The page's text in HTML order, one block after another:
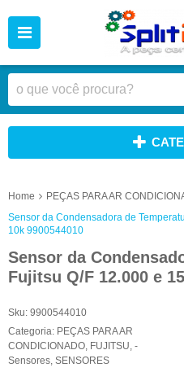
Home
PEÇAS PARA AR
Sensor da Condensadora de
10k 9900544010
Sensor da
Fujitsu Q/F 12.000 e
Sku: 9900544010
Categoria: PEÇAS PARA AR
CONDICIONADO FUJITSU -
Sensores SENSORES